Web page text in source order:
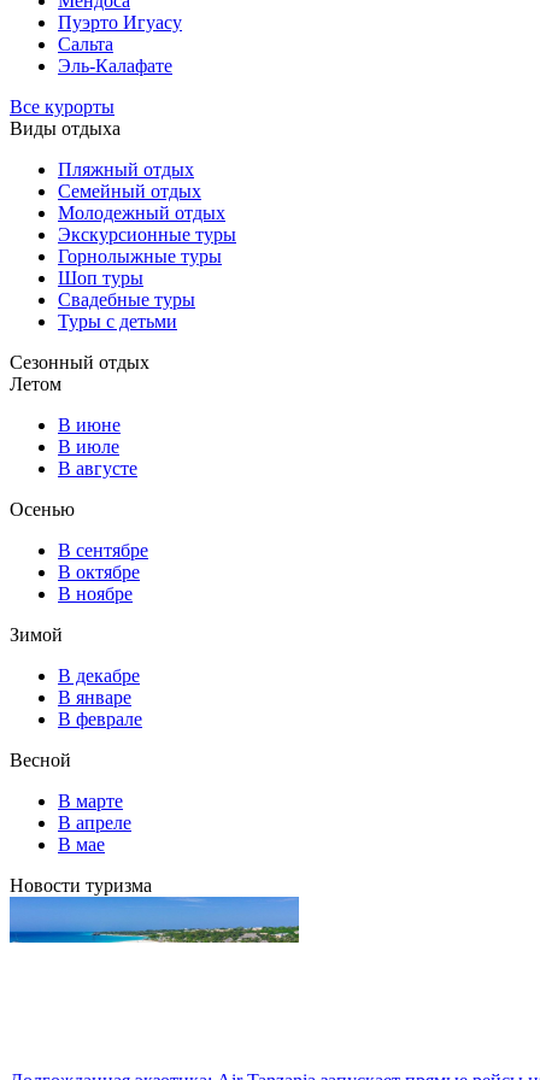
Пуэрто Игуасу
Сальта
Эль-Калафате
Все курорты
Виды отдыха
Пляжный отдых
Семейный отдых
Молодежный отдых
Экскурсионные туры
Горнолыжные туры
Шоп туры
Свадебные туры
Туры с детьми
Сезонный отдых
Летом
В июне
В июле
В августе
Осенью
В сентябре
В октябре
В ноябре
Зимой
В декабре
В январе
В феврале
Весной
В марте
В апреле
В мае
Новости туризма